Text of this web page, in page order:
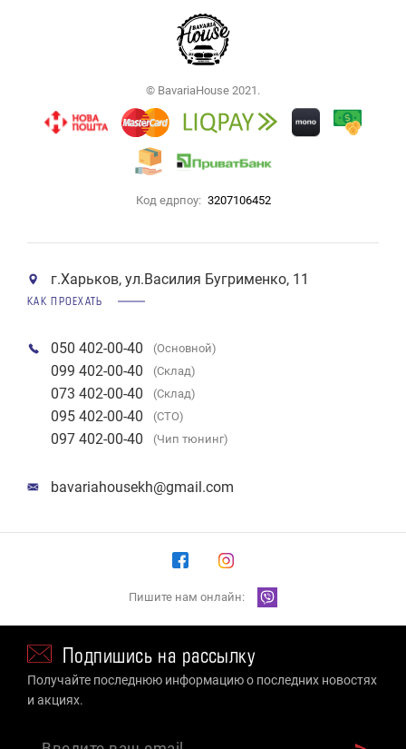
© BavariaHouse 2021.
Код едрпоу: 3207106452
г.Харьков, ул.Василия Бугрименко, 11
КАК ПРОЕХАТЬ
050 402-00-40 (Основной)
099 402-00-40 (Склад)
073 402-00-40 (Склад)
095 402-00-40 (СТО)
097 402-00-40 (Чип тюнинг)
bavariahousekh@gmail.com
Пишите нам онлайн:
Подпишись на рассылку
Получайте последнюю информацию о последних новостях
и акциях.